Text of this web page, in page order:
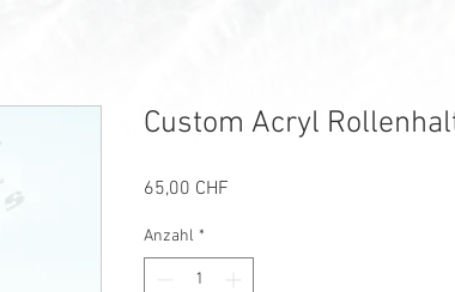
Custom Acryl
65,00 CHF
Anzahl *